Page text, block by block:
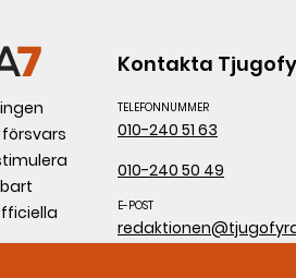
Kontakta
TELEFONNUMMER
010-240 51 63
010-240 50 49
E-POST